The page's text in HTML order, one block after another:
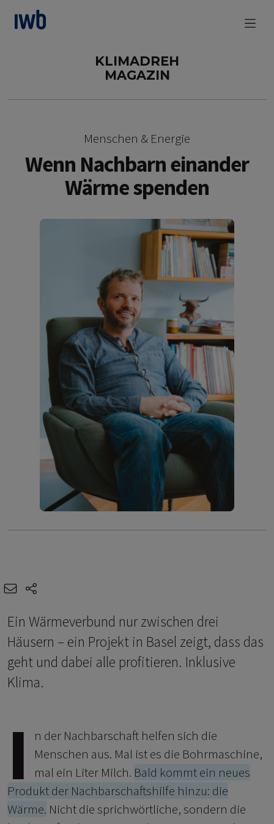
zum Main Content
KLIMADREH
MAGAZIN
Menschen & Energie
Wenn Nachbarn einander
Wärme spenden
e-mail
Ein Wärmeverbund nur zwischen drei
Häusern – ein Projekt in Basel zeigt, dass das
geht und dabei alle profitieren. Inklusive
Klima.
I
n der Nachbarschaft helfen sich die
Menschen aus. Mal ist es die Bohrmaschine,
mal ein Liter Milch. Bald kommt ein neues
Produkt der Nachbarschaftshilfe hinzu: die
Wärme. Nicht die sprichwörtliche, sondern die